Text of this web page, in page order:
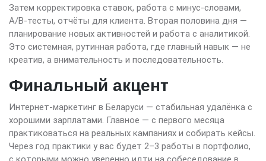
Затем корректировка ставок, работа с минус-словами,
A/B-тесты, отчёты для клиента. Вторая половина дня —
планирование новых активностей и работа с аналитикой.
Это системная, рутинная работа, где главный навык — не
креатив, а внимательность и последовательность.
Финальный акцент
Интернет-маркетинг в Беларуси — стабильная удалёнка с
хорошими зарплатами. Главное — с первого месяца
практиковаться на реальных кампаниях и собирать кейсы.
Через год практики у вас будет 2–3 работы в портфолио,